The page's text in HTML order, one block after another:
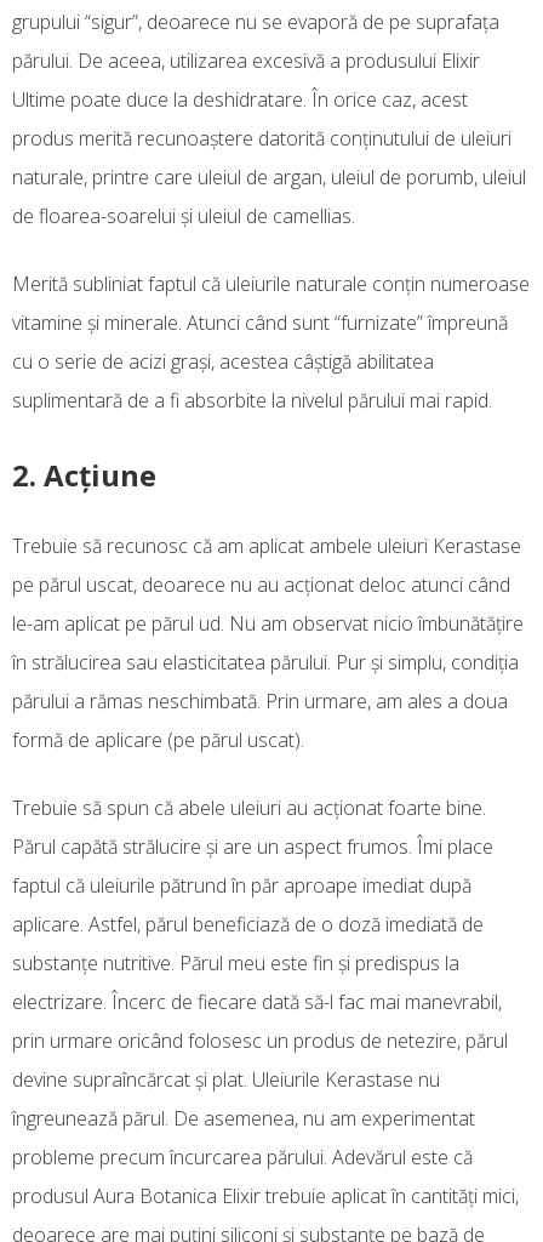
grupului “sigur”, deoarece nu se evaporă de pe suprafaţa
părului. De aceea, utilizarea excesivă a produsului Elixir
Ultime poate duce la deshidratare. În orice caz, acest
produs merită recunoaştere datorită conţinutului de uleiuri
naturale, printre care uleiul de argan, uleiul de porumb, uleiul
de floarea-soarelui şi uleiul de camellias.
Merită subliniat faptul că uleiurile naturale conţin numeroase
vitamine şi minerale. Atunci când sunt “furnizate” împreună
cu o serie de acizi graşi, acestea câştigă abilitatea
suplimentară de a fi absorbite la nivelul părului mai rapid.
2. Acţiune
Trebuie să recunosc că am aplicat ambele uleiuri Kerastase
pe părul uscat, deoarece nu au acţionat deloc atunci când
le-am aplicat pe părul ud. Nu am observat nicio îmbunătăţire
în strălucirea sau elasticitatea părului. Pur şi simplu, condiţia
părului a rămas neschimbată. Prin urmare, am ales a doua
formă de aplicare (pe părul uscat).
Trebuie să spun că abele uleiuri au acţionat foarte bine.
Părul capătă strălucire şi are un aspect frumos. Îmi place
faptul că uleiurile pătrund în păr aproape imediat după
aplicare. Astfel, părul beneficiază de o doză imediată de
substanţe nutritive. Părul meu este fin şi predispus la
electrizare. Încerc de fiecare dată să-l fac mai manevrabil,
prin urmare oricând folosesc un produs de netezire, părul
devine supraîncărcat şi plat. Uleiurile Kerastase nu
îngreunează părul. De asemenea, nu am experimentat
probleme precum încurcarea părului. Adevărul este că
produsul Aura Botanica Elixir trebuie aplicat în cantităţi mici,
deoarece are mai puţini siliconi şi substanţe pe bază de